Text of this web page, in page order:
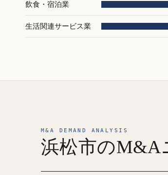
飲食・宿泊業
生活関連サービス業
M&A DEMAND ANALYSIS
浜松市のM&A